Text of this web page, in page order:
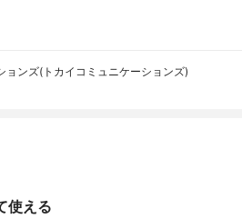
ョンズ(トカイコミュニケーションズ)
使える